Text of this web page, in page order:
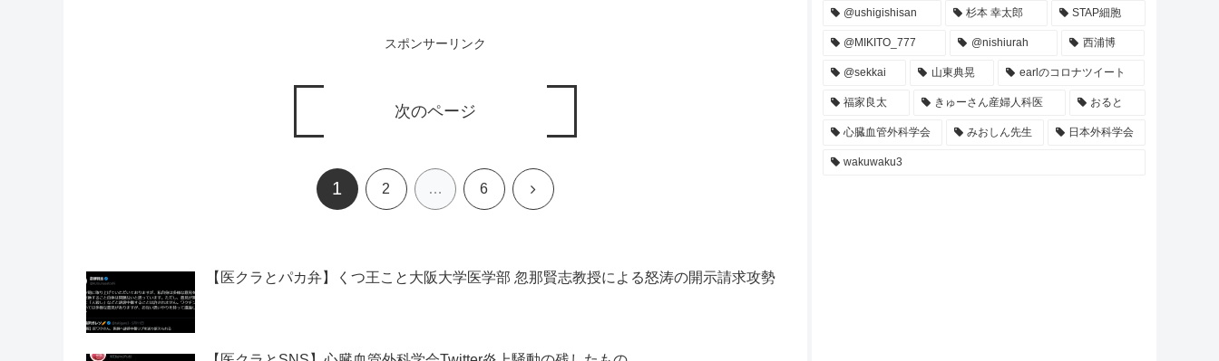
スポンサーリンク
次のページ
1 2 … 6 次
【医クラとパカ弁】くつ王こと大阪大学医学部 忽那賢志教授による怒涛の開示請求攻勢
@ushigishisan 杉本 幸太郎 STAP細胞
@MIKITO_777 @nishiurah 西浦博
@sekkai 山東典晃 earlのコロナツイート
福家良太 きゅーさん産婦人科医 おると
心臓血管外科学会 みおしん先生 日本外科学会
wakuwaku3